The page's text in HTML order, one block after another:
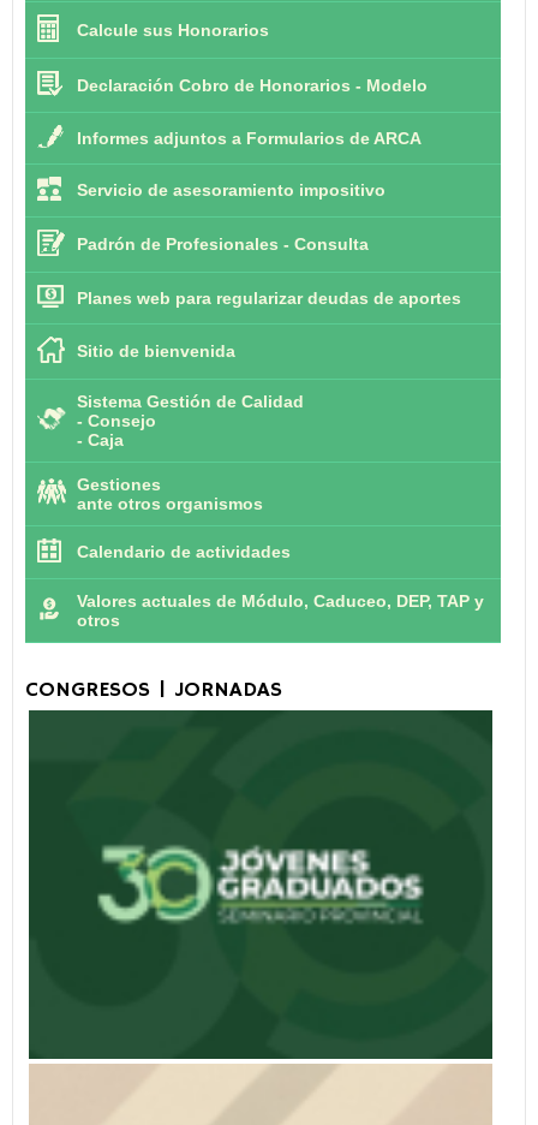
Calcule sus Honorarios
Declaración Cobro de Honorarios - Modelo
Informes adjuntos a Formularios de ARCA
Servicio de asesoramiento impositivo
Padrón de Profesionales - Consulta
Planes web para regularizar deudas de aportes
Sitio de bienvenida
Sistema Gestión de Calidad
- Consejo
- Caja
Gestiones
ante otros organismos
Calendario de actividades
Valores actuales de Módulo, Caduceo, DEP, TAP y
otros
CONGRESOS | JORNADAS